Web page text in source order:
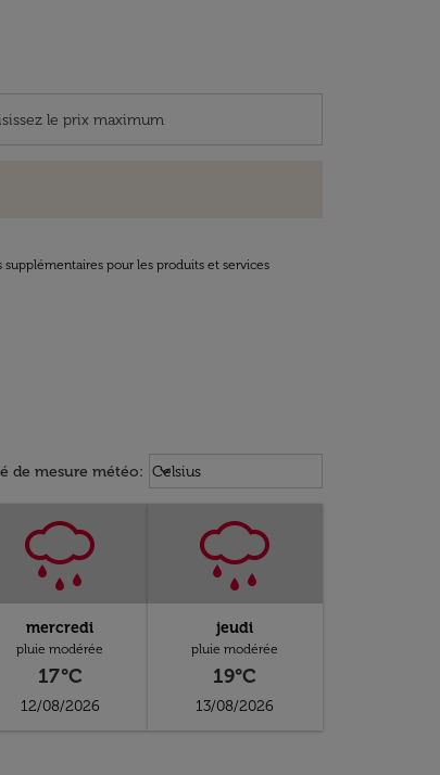
pour les produits et services
de mesure météo: Weather unit option Celsius
Celsius
keyboard_arrow_down
mercredi
pluie modérée
17°C
12/08/2026
jeudi
pluie modérée
19°C
13/08/2026